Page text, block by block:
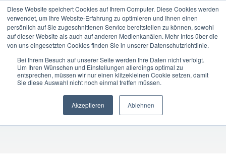
Diese Website speichert Cookies auf Ihrem Computer. Diese Cookies werden
verwendet, um Ihre Website-Erfahrung zu optimieren und Ihnen einen
persönlich auf Sie zugeschnittenen Service bereitstellen zu können, sowohl
auf dieser Website als auch auf anderen Medienkanälen. Mehr Infos über die
von uns eingesetzten Cookies finden Sie in unserer Datenschutzrichtlinie.
Bei Ihrem Besuch auf unserer Seite werden Ihre Daten nicht verfolgt.
Um Ihren Wünschen und Einstellungen allerdings optimal zu
entsprechen, müssen wir nur einen klitzekleinen Cookie setzen, damit
Sie diese Auswahl nicht noch einmal treffen müssen.
Akzeptieren Ablehnen
Registrierung